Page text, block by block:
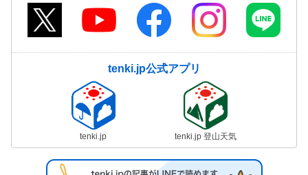
tenki.jp公式アプリ
tenki.jp tenki.jp 登山天気